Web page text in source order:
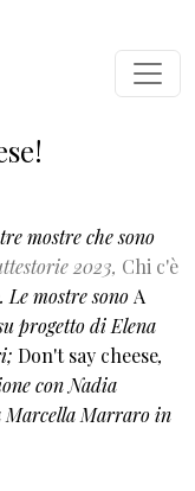
mostre che sono
2023, Chi c'è
. Le mostre sono A
progetto di Elena
Don't say cheese,
con Nadia
Marcella Marraro in